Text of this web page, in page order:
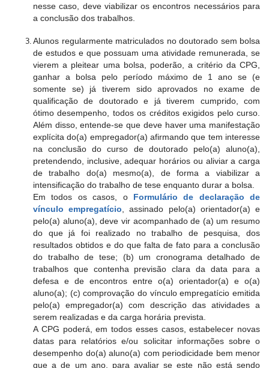
nesse caso, deve viabilizar os encontros necessários para
a conclusão dos trabalhos.
Alunos regularmente matriculados no doutorado sem bolsa
de estudos e que possuam uma atividade remunerada, se
vierem a pleitear uma bolsa, poderão, a critério da CPG,
ganhar a bolsa pelo período máximo de 1 ano se (e
somente se) já tiverem sido aprovados no exame de
qualificação de doutorado e já tiverem cumprido, com
ótimo desempenho, todos os créditos exigidos pelo curso.
Além disso, entende-se que deve haver uma manifestação
explícita do(a) empregador(a) afirmando que tem interesse
na conclusão do curso de doutorado pelo(a) aluno(a),
pretendendo, inclusive, adequar horários ou aliviar a carga
de trabalho do(a) mesmo(a), de forma a viabilizar a
intensificação do trabalho de tese enquanto durar a bolsa.
Em todos os casos, o Formulário de declaração de
vínculo empregatício , assinado pelo(a) orientador(a) e
pelo(a) aluno(a), deve vir acompanhado de (a) um resumo
do que já foi realizado no trabalho de pesquisa, dos
resultados obtidos e do que falta de fato para a conclusão
do trabalho de tese; (b) um cronograma detalhado de
trabalhos que contenha previsão clara da data para a
defesa e de encontros entre o(a) orientador(a) e o(a)
aluno(a); (c) comprovação do vínculo empregatício emitida
pelo(a) empregador(a) com descrição das atividades a
serem realizadas e da carga horária prevista.
A CPG poderá, em todos esses casos, estabelecer novas
datas para relatórios e/ou solicitar informações sobre o
desempenho do(a) aluno(a) com periodicidade bem menor
que a de um ano, para avaliar se este não está sendo